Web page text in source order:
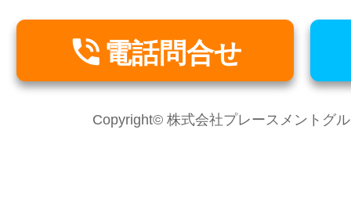
 電話問合せ
Copyright© 株式会社プレースメントグ